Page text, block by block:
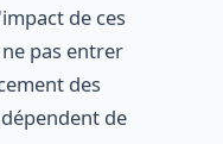
de ces
pas entrer
des
de